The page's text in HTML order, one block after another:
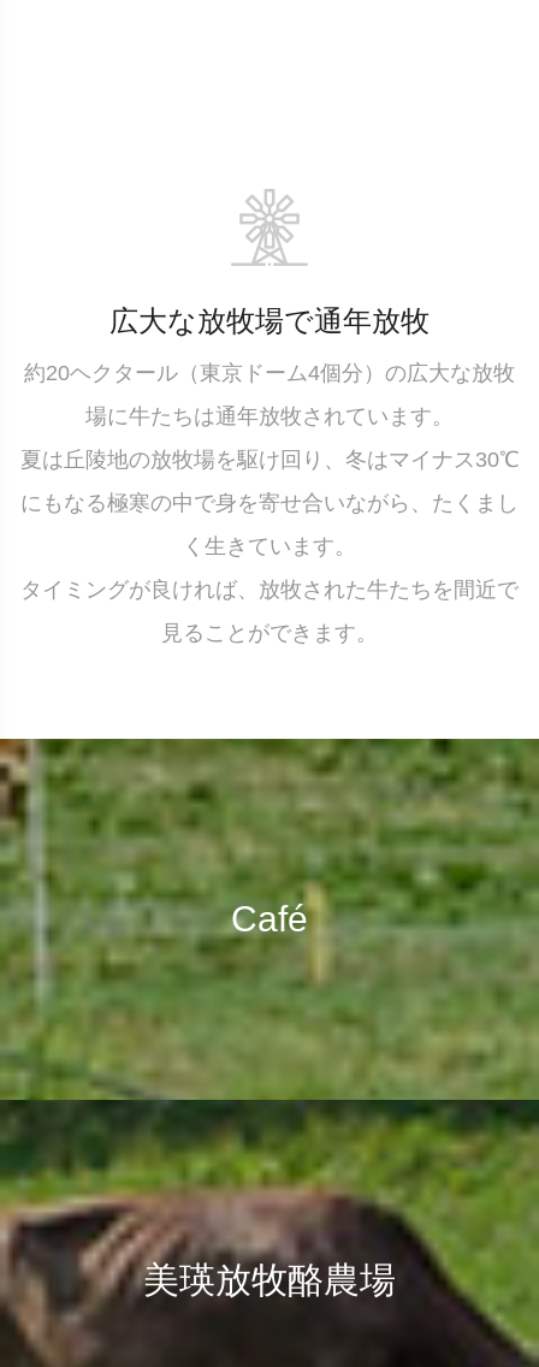
広大な放牧場で通年放牧
約20ヘクタール（東京ドーム4個分）の広大な放牧
場に牛たちは通年放牧されています。
夏は丘陵地の放牧場を駆け回り、冬はマイナス30℃
にもなる極寒の中で身を寄せ合いながら、たくまし
く生きています。
タイミングが良ければ、放牧された牛たちを間近で
見ることができます。
Café
美瑛放牧酪農場